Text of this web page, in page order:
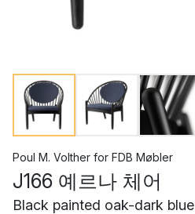
Poul M. Volther for FDB Møbler
J166 예르나 체어
Black painted oak-dark blue